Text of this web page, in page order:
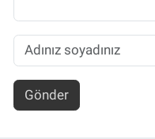
Gönder